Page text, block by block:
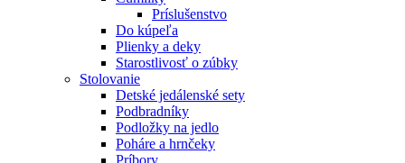
Príslušenstvo
Do kúpeľa
Plienky a deky
Starostlivosť o zúbky
Stolovanie
Detské jedálenské sety
Podbradníky
Podložky na jedlo
Poháre a hrnčeky
Príbory